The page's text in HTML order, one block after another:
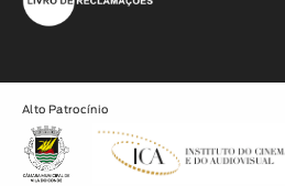
Alto Patrocínio